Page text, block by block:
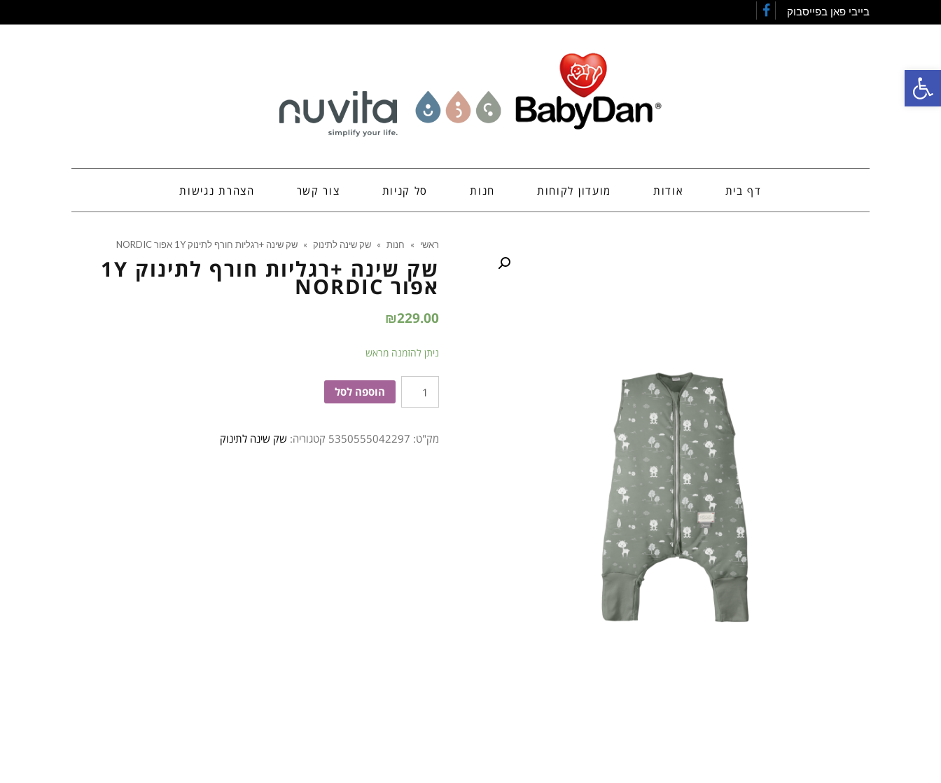
פתח סרגל נגישות
בייבי פאן בפייסבוק
Facebook
דף בית אודות מועדון לקוחות חנות סל קניות צור קשר הצהרת נגישות
ראשי » חנות » שק שינה לתינוק » שק שינה +רגליות חורף לתינוק 1Y אפור NORDIC
שק שינה +רגליות חורף לתינוק 1Y
אפור NORDIC
₪229.00
ניתן להזמנה מראש
כמות
של
שינה
הוספה לסל
מק"ט: 5350555042297 קטגוריה: שק שינה לתינוק